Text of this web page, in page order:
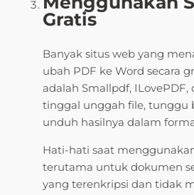
Gratis
Banyak situs web yang
ubah PDF ke Word secara
adalah Smallpdf, ILovePDF,
tinggal unggah file, tunggu
unduh hasilnya dalam
Hati-hati saat
terutama untuk dokumen
yang terenkripsi dan tidak